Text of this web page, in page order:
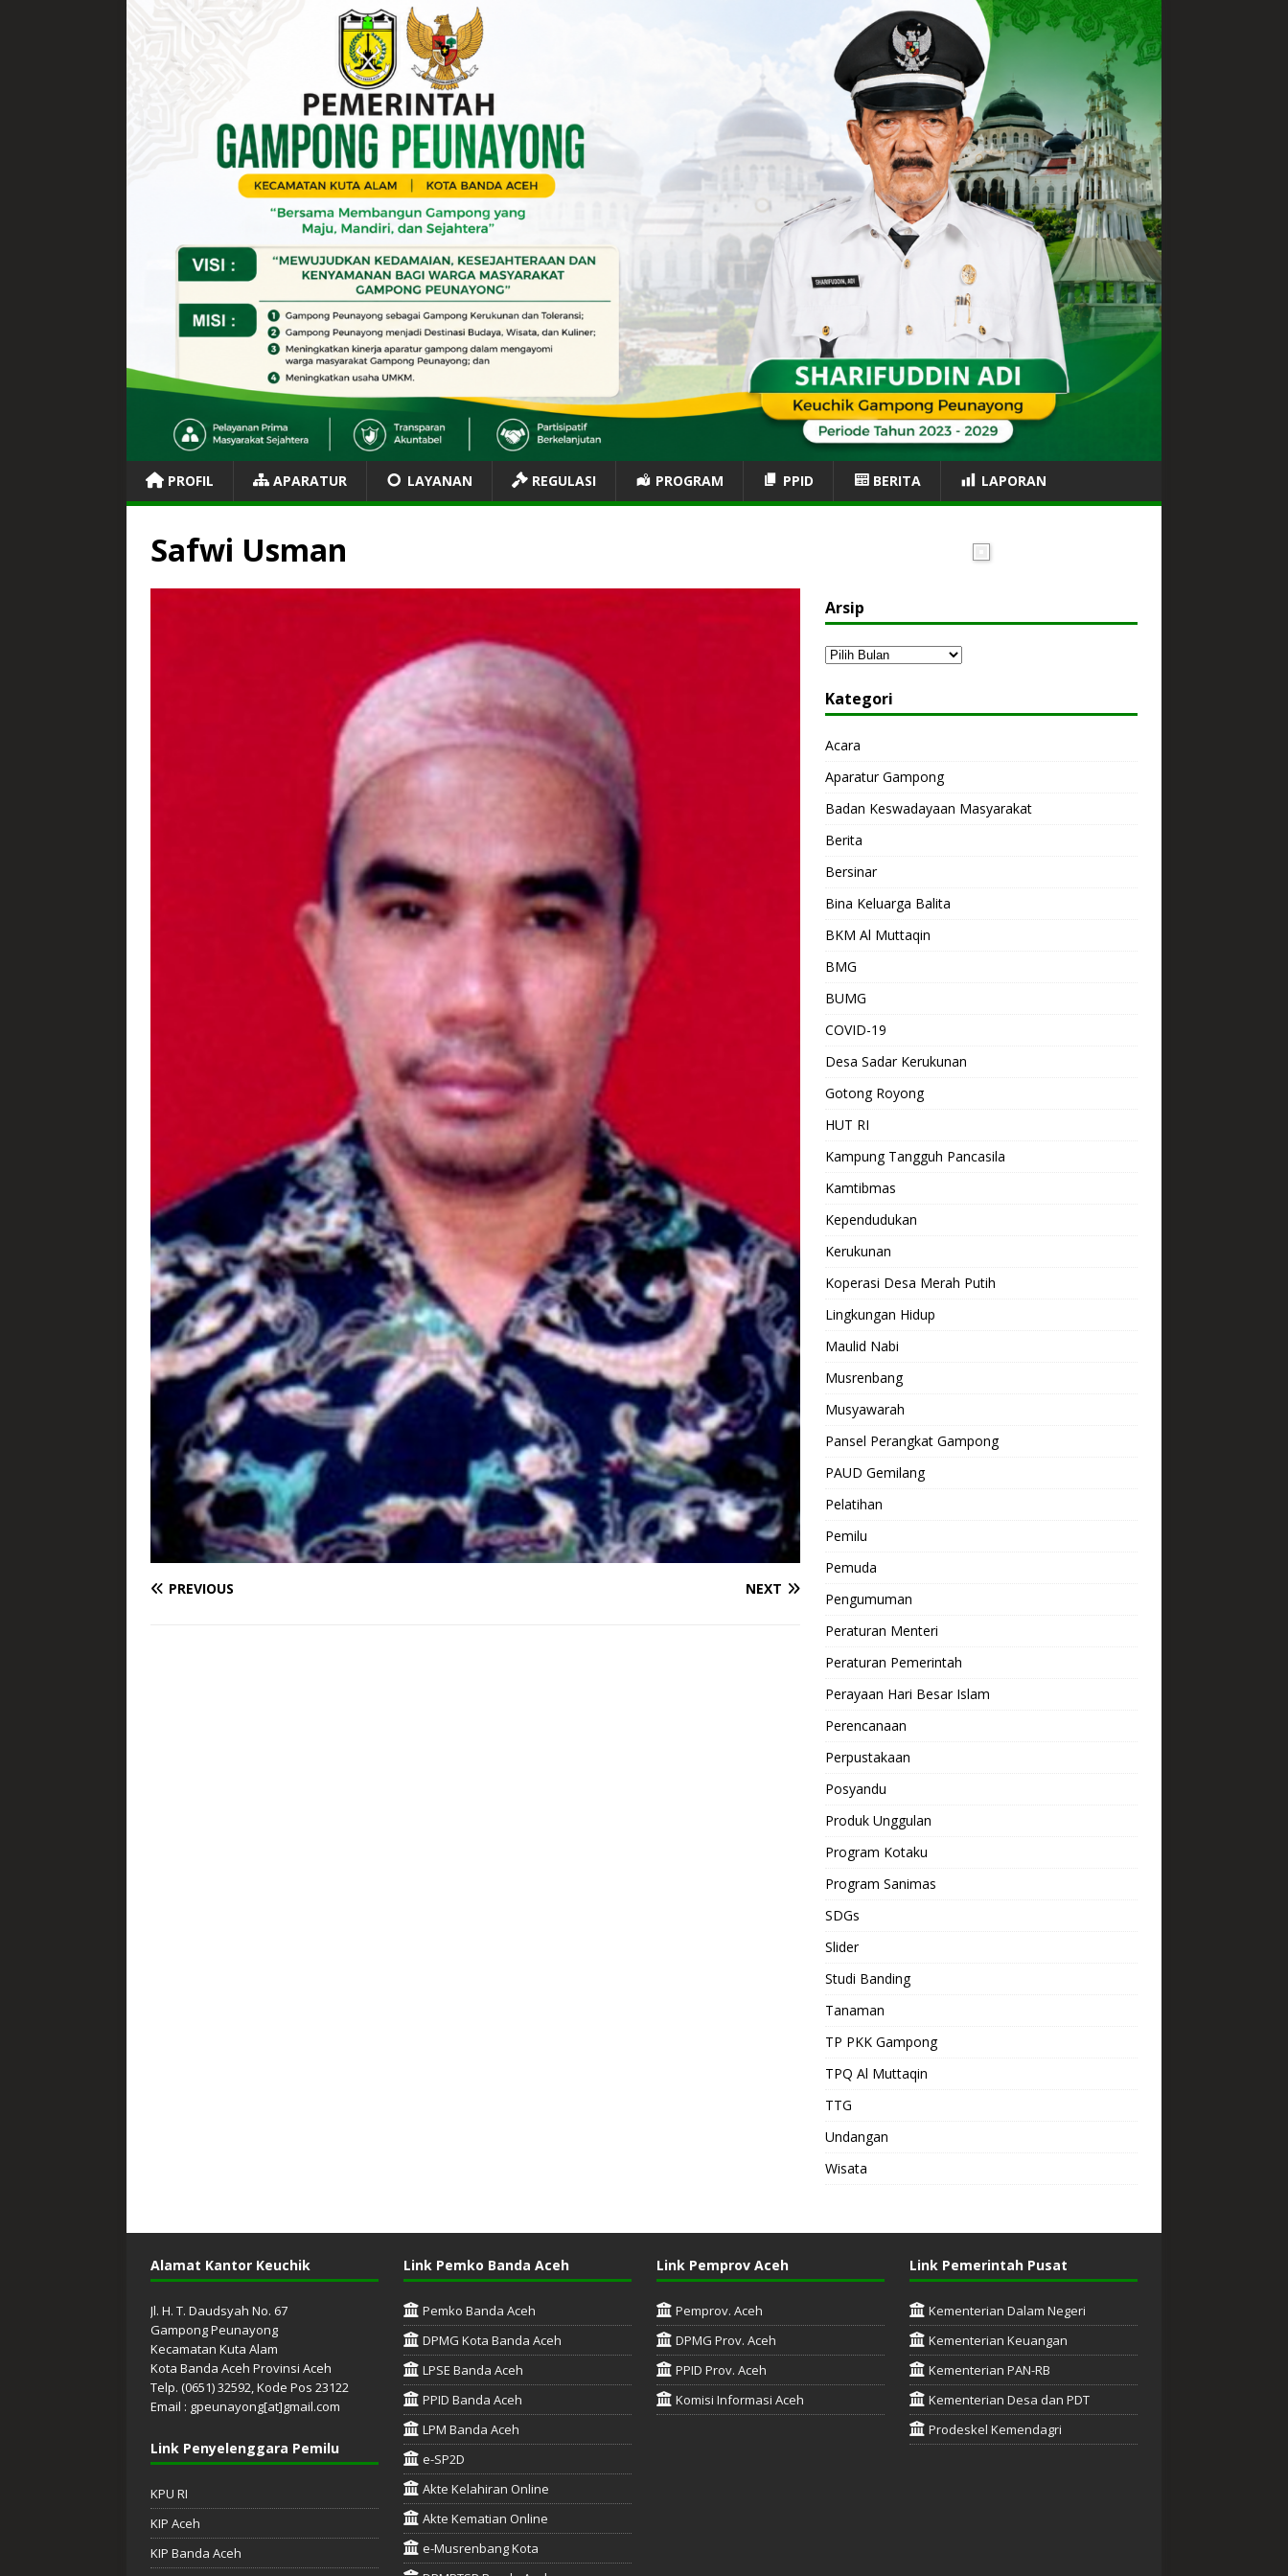
PROFIL APARATUR LAYANAN REGULASI PROGRAM PPID BERITA LAPORAN
Safwi Usman
PREVIOUS NEXT
Arsip
Kategori
Acara
Aparatur Gampong
Badan Keswadayaan Masyarakat
Berita
Bersinar
Bina Keluarga Balita
BKM Al Muttaqin
BMG
BUMG
COVID-19
Desa Sadar Kerukunan
Gotong Royong
HUT RI
Kampung Tangguh Pancasila
Kamtibmas
Kependudukan
Kerukunan
Koperasi Desa Merah Putih
Lingkungan Hidup
Maulid Nabi
Musrenbang
Musyawarah
Pansel Perangkat Gampong
PAUD Gemilang
Pelatihan
Pemilu
Pemuda
Pengumuman
Peraturan Menteri
Peraturan Pemerintah
Perayaan Hari Besar Islam
Perencanaan
Perpustakaan
Posyandu
Produk Unggulan
Program Kotaku
Program Sanimas
SDGs
Slider
Studi Banding
Tanaman
TP PKK Gampong
TPQ Al Muttaqin
TTG
Undangan
Wisata
Alamat Kantor Keuchik
Jl. H. T. Daudsyah No. 67
Gampong Peunayong
Kecamatan Kuta Alam
Kota Banda Aceh Provinsi Aceh
Telp. (0651) 32592, Kode Pos 23122
Email : gpeunayong[at]gmail.com
Link Penyelenggara Pemilu
KPU RI
KIP Aceh
KIP Banda Aceh
Link Pemko Banda Aceh
Pemko Banda Aceh
DPMG Kota Banda Aceh
LPSE Banda Aceh
PPID Banda Aceh
LPM Banda Aceh
e-SP2D
Akte Kelahiran Online
Akte Kematian Online
e-Musrenbang Kota
Link Pemprov Aceh
Pemprov. Aceh
DPMG Prov. Aceh
PPID Prov. Aceh
Komisi Informasi Aceh
Link Pemerintah Pusat
Kementerian Dalam Negeri
Kementerian Keuangan
Kementerian PAN-RB
Kementerian Desa dan PDT
Prodeskel Kemendagri